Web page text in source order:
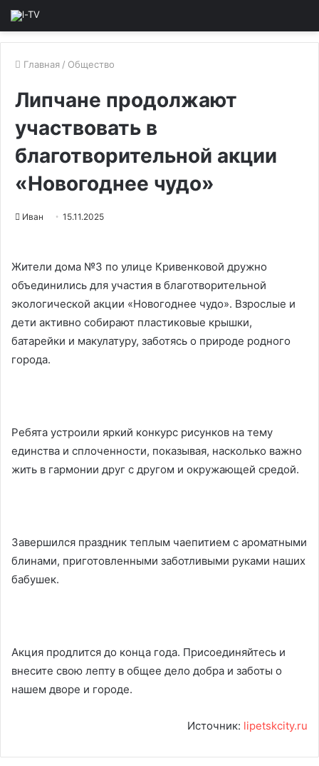
Главная / Общество
Липчане продолжают
участвовать в
благотворительной акции
«Новогоднее чудо»
Иван 15.11.2025
Жители дома №3 по улице Кривенковой дружно
объединились для участия в благотворительной
экологической акции «Новогоднее чудо». Взрослые и
дети активно собирают пластиковые крышки,
батарейки и макулатуру, заботясь о природе родного
города.
Ребята устроили яркий конкурс рисунков на тему
единства и сплоченности, показывая, насколько важно
жить в гармонии друг с другом и окружающей средой.
Завершился праздник теплым чаепитием с ароматными
блинами, приготовленными заботливыми руками наших
бабушек.
Акция продлится до конца года. Присоединяйтесь и
внесите свою лепту в общее дело добра и заботы о
нашем дворе и городе.
Источник: lipetskcity.ru